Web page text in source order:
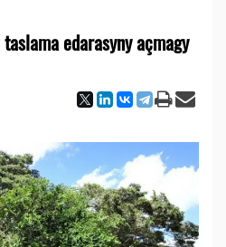
edarasyny açmagy